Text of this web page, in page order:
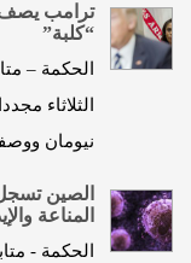
ترامب يصف
“كلبة”
الحكمة –
الثلاثاء
نيومان
الصين
المناعة